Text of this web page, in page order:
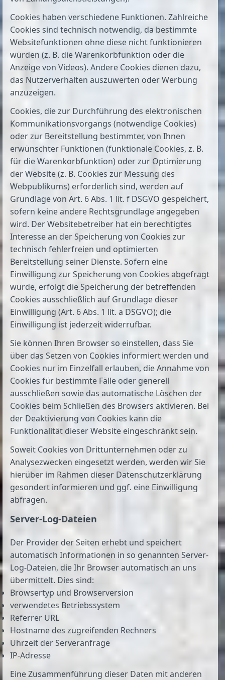
Cookies haben verschiedene Funktionen. Zahlreiche
Cookies sind technisch notwendig, da bestimmte
Websitefunktionen ohne diese nicht funktionieren
würden (z. B. die Warenkorbfunktion oder die
Anzeige von Videos). Andere Cookies dienen dazu,
das Nutzerverhalten auszuwerten oder Werbung
anzuzeigen.
Cookies, die zur Durchführung des elektronischen
Kommunikationsvorgangs (notwendige Cookies)
oder zur Bereitstellung bestimmter, von Ihnen
erwünschter Funktionen (funktionale Cookies, z. B.
für die Warenkorbfunktion) oder zur Optimierung
der Website (z. B. Cookies zur Messung des
Webpublikums) erforderlich sind, werden auf
Grundlage von Art. 6 Abs. 1 lit. f DSGVO gespeichert,
sofern keine andere Rechtsgrundlage angegeben
wird. Der Websitebetreiber hat ein berechtigtes
Interesse an der Speicherung von Cookies zur
technisch fehlerfreien und optimierten
Bereitstellung seiner Dienste. Sofern eine
Einwilligung zur Speicherung von Cookies abgefragt
wurde, erfolgt die Speicherung der betreffenden
Cookies ausschließlich auf Grundlage dieser
Einwilligung (Art. 6 Abs. 1 lit. a DSGVO); die
Einwilligung ist jederzeit widerrufbar.
Sie können Ihren Browser so einstellen, dass Sie
über das Setzen von Cookies informiert werden und
Cookies nur im Einzelfall erlauben, die Annahme von
Cookies für bestimmte Fälle oder generell
ausschließen sowie das automatische Löschen der
Cookies beim Schließen des Browsers aktivieren. Bei
der Deaktivierung von Cookies kann die
Funktionalität dieser Website eingeschränkt sein.
Soweit Cookies von Drittunternehmen oder zu
Analysezwecken eingesetzt werden, werden wir Sie
hierüber im Rahmen dieser Datenschutzerklärung
gesondert informieren und ggf. eine Einwilligung
abfragen.
Server-Log-Dateien
Der Provider der Seiten erhebt und speichert
automatisch Informationen in so genannten Server-
Log-Dateien, die Ihr Browser automatisch an uns
übermittelt. Dies sind:
Browsertyp und Browserversion
verwendetes Betriebssystem
Referrer URL
Hostname des zugreifenden Rechners
Uhrzeit der Serveranfrage
IP-Adresse
Eine Zusammenführung dieser Daten mit anderen